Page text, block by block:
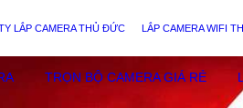
LẮP CAMERA THỦ ĐỨC LẮP CAMERA WIFI
TRỌN BỘ CAMERA GIÁ RẺ